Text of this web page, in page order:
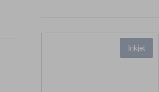
Inkjet